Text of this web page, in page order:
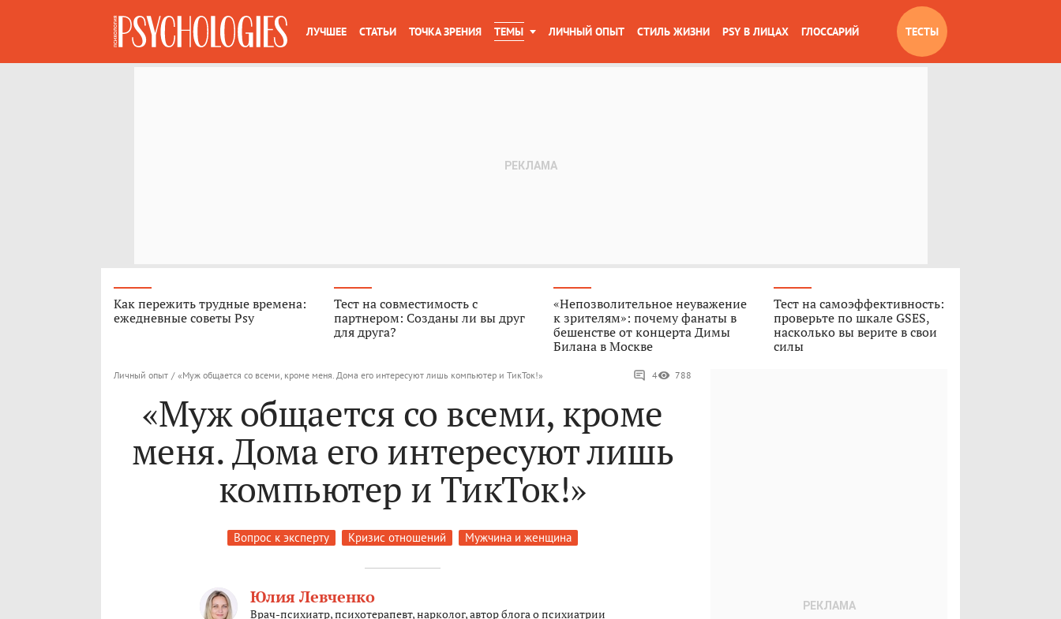
ЛУЧШЕЕ СТАТЬИ ТОЧКА ЗРЕНИЯ ТЕМЫ ЛИЧНЫЙ ОПЫТ СТИЛЬ ЖИЗНИ PSY В ЛИЦАХ ГЛОССАРИЙ ТЕСТЫ
Как пережить трудные времена:
ежедневные советы Psy
Тест на совместимость с
партнером: Созданы ли вы друг
для друга?
«Непозволительное неуважение
к зрителям»: почему фанаты в
бешенстве от концерта Димы
Билана в Москве
Тест на самоэффективность:
проверьте по шкале GSES,
насколько вы верите в свои
силы
Личный опыт / «Муж общается со всеми, кроме меня. Дома его интересуют лишь компьютер и ТикТок!» 4 788
«Муж общается со всеми, кроме
меня. Дома его интересуют лишь
компьютер и ТикТок!»
Вопрос к эксперту Кризис отношений Мужчина и женщина
Юлия Левченко
Врач-психиатр, психотерапевт, нарколог, автор блога о психиатрии